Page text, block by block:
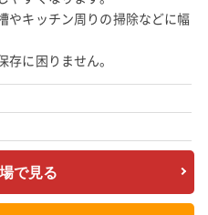
やキッチン周りの掃除などに幅
に困りません。
で見る